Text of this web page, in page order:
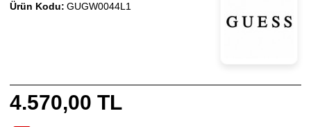
4.570,00 TL
Ürün Kodu: GUGW0044L1